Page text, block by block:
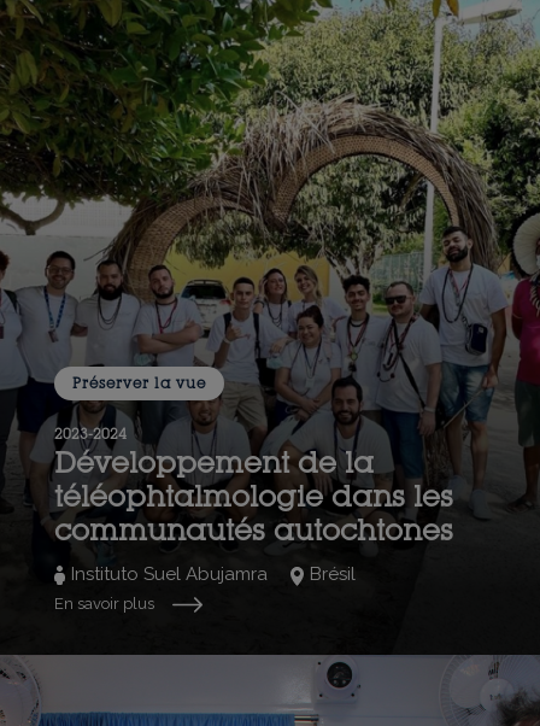
Préserver la vue
2023-2024
Développement de la
téléophtalmologie dans les
communautés autochtones
Instituto Suel Abujamra Brésil
En savoir plus